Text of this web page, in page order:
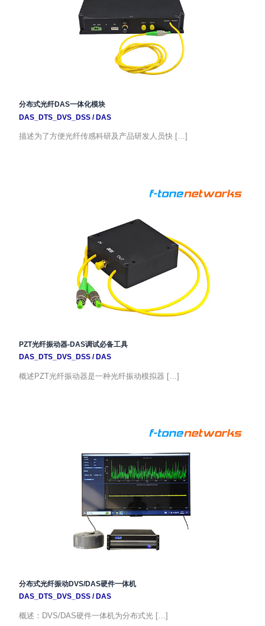
分布式光纤DAS一体化模块
DAS_DTS_DVS_DSS/DAS
描述为了方便光纤传感科研及产品研发人员快 […]
PZT光纤振动器-DAS调试必备工具
DAS_DTS_DVS_DSS/DAS
概述PZT光纤振动器是一种光纤振动模拟器 […]
分布式光纤振动DVS/DAS硬件一体机
DAS_DTS_DVS_DSS/ DAS
概述：DVS/DAS硬件一体机为分布式光 […]